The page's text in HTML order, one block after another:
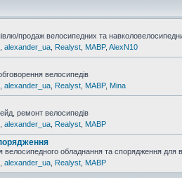
продаж велосипедних та
alexander_ua Realyst MABP, AlexN10
велосипедів
alexander_ua Realyst MABP, Mina
ремонт велосипедів
alexander_ua Realyst MABP
велосипедного обладнання та спорядження для
alexander_ua Realyst MABP